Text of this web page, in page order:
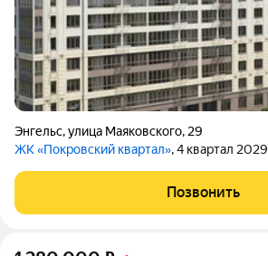
Энгельс,улица Маяковского, 29
ЖК «Покровский квартал», 4 квартал 2029
Позвонить